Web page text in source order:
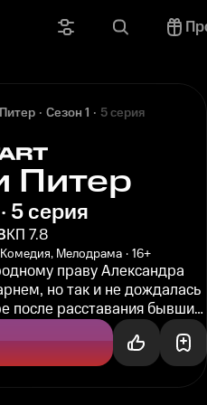
Сезон 1 5 серия
Питер
5 серия
КП 7.8
Комедия, Мелодрама 16+
праву Александра
но так и не дождалась
после расставания бывший